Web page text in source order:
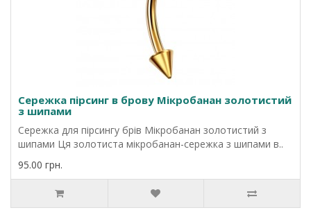
Сережка пірсинг в брову Мікробанан золотистий
з шипами
Сережка для пірсингу брів Мікробанан золотистий з
шипами Ця золотиста мікробанан-сережка з шипами в..
95.00 грн.